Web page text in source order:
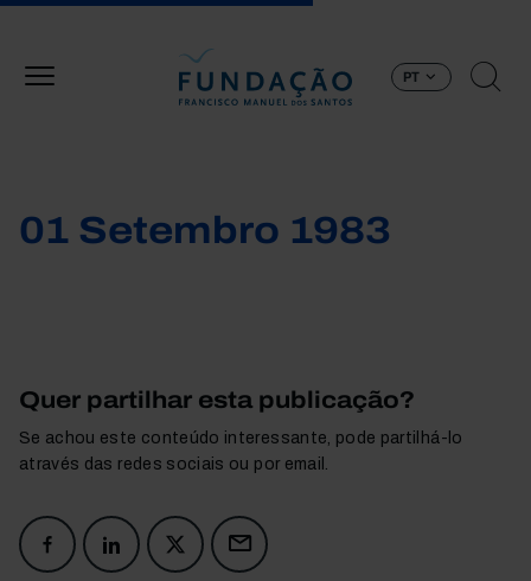
PT
01 Setembro 1983
Quer partilhar esta publicação?
Se achou este conteúdo interessante, pode partilhá-lo
através das redes sociais ou por email.